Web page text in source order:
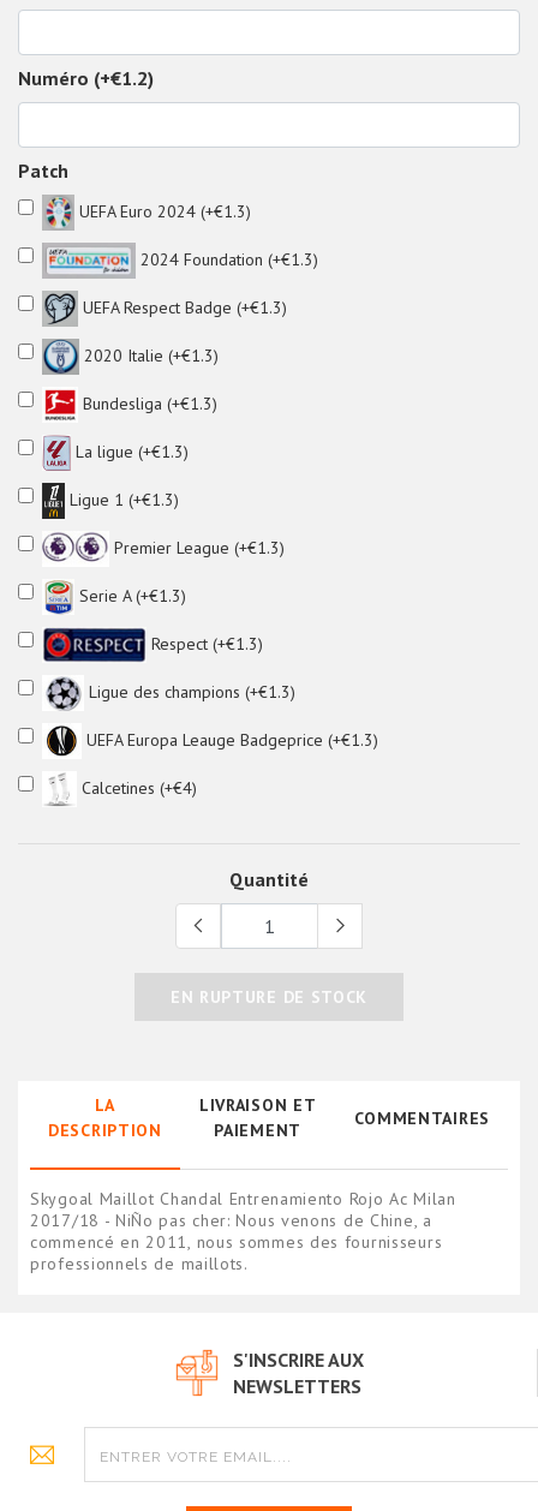
Numéro (+€1.2)
Patch
UEFA Euro 2024 (+€1.3)
2024 Foundation (+€1.3)
UEFA Respect Badge (+€1.3)
2020 Italie (+€1.3)
Bundesliga (+€1.3)
La ligue (+€1.3)
Ligue 1 (+€1.3)
Premier League (+€1.3)
Serie A (+€1.3)
Respect (+€1.3)
Ligue des champions (+€1.3)
UEFA Europa Leauge Badgeprice (+€1.3)
Calcetines (+€4)
Quantité
EN RUPTURE DE STOCK
LA
DESCRIPTION
LIVRAISON ET
PAIEMENT
COMMENTAIRES
Skygoal Maillot Chandal Entrenamiento Rojo Ac Milan
2017/18 - NiÑo pas cher: Nous venons de Chine, a
commencé en 2011, nous sommes des fournisseurs
professionnels de maillots.
S'INSCRIRE AUX
NEWSLETTERS